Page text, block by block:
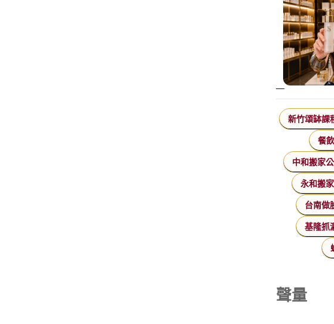
新竹頌缽課
餐
中和搬家
永和搬家
台南做
基隆抓
聲量